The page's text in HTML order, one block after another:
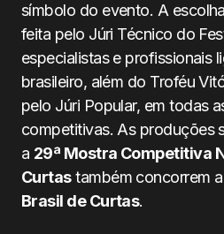
símbolo do evento. A
feita pelo Júri Técnico do
especialistas e profissionais
brasileiro, além do Troféu
pelo Júri Popular, em todas
competitivas. As produções
a 29ª Mostra Competitiva
Curtastambém concorrem
Brasil de Curtas.